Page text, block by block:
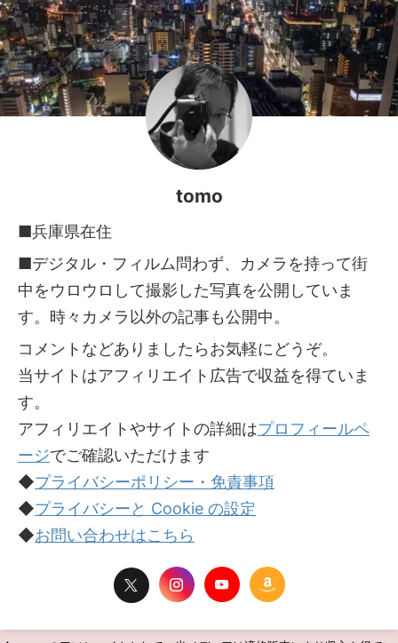
tomo
■兵庫県在住
■デジタル・フィルム問わず、カメラを持って街
中をウロウロして撮影した写真を公開していま
す。時々カメラ以外の記事も公開中。
コメントなどありましたらお気軽にどうぞ。
当サイトはアフィリエイト広告で収益を得ていま
す。
アフィリエイトやサイトの詳細はプロフィールペ
ージでご確認いただけます
◆プライバシーポリシー・免責事項
◆プライバシーと Cookie の設定
◆お問い合わせはこちら